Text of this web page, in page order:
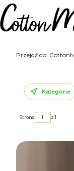
Przejdź do:
Kategorie
Strona z 1